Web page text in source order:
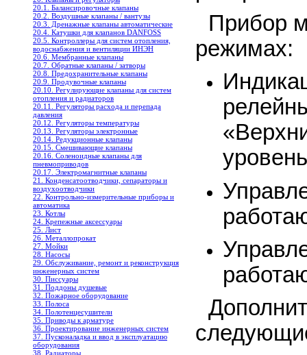
20.1. Балансировочные клапаны
20.2. Воздушные клапаны / вантузы
20.3. Дренажные клапаны автоматические
20.4. Катушки для клапанов DANFOSS
20.5. Контроллеры для систем отопления,
водоснабжения и вентиляции ИНЭН
20.6. Мембранные клапаны
20.7. Обратные клапаны / затворы
20.8. Предохранительные клапаны
20.9. Продувочные клапаны
20.10. Регулирующие клапаны для систем
отопления и радиаторов
20.11. Регуляторы расхода и перепада
давления
20.12. Регуляторы температуры
20.13. Регуляторы электронные
20.14. Редукционные клапаны
20.15. Смешивающие клапаны
20.16. Соленоидные клапаны для
пневмоприводов
20.17. Электромагнитные клапаны
21. Конденсатоотводчики, сепараторы и
воздухоотводчики
22. Контрольно-измерительные приборы и
автоматика
23. Котлы
24. Крепежные аксессуары
25. Лист
26. Металлопрокат
27. Мойки
28. Насосы
29. Обслуживание, ремонт и реконструкция
инженерных систем
30. Писсуары
31. Поддоны душевые
32. Пожарное оборудование
33. Полоса
34. Полотенцесушители
35. Приводы к арматуре
36. Проектирование инженерных систем
37. Пусконаладка и ввод в эксплуатацию
оборудования
38. Радиаторы
Прибор
режимах: